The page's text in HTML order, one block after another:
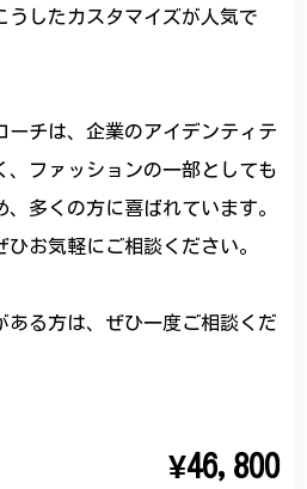
うしたカスタマイズが人気で
ーチは、企業のアイデンティテ
、ファッションの一部としても
多くの方に喜ばれています。
お気軽にご相談ください。
ある方は、ぜひ一度ご相談くだ
¥46,800